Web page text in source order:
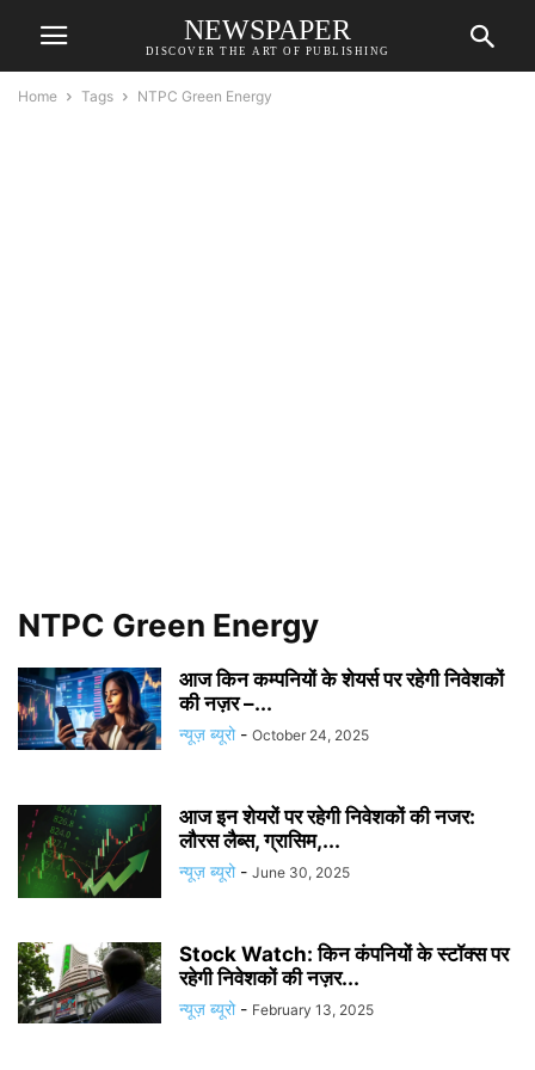
NEWSPAPER
DISCOVER THE ART OF PUBLISHING
Home Tags NTPC Green Energy
NTPC Green Energy
आज किन कम्पनियों के शेयर्स पर रहेगी निवेशकों
की नज़र –...
न्यूज़ ब्यूरो - October 24, 2025
आज इन शेयरों पर रहेगी निवेशकों की नजर:
लौरस लैब्स, ग्रासिम,...
न्यूज़ ब्यूरो - June 30, 2025
Stock Watch: किन कंपनियों के स्टॉक्स पर
रहेगी निवेशकों की नज़र...
न्यूज़ ब्यूरो - February 13, 2025